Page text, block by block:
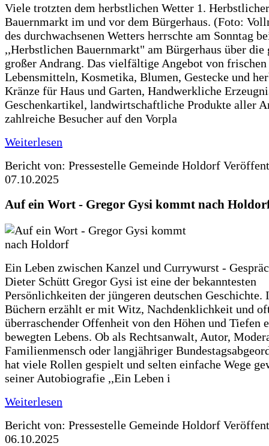
Viele trotzten dem herbstlichen Wetter 1. Herbstlicher
Bauernmarkt im und vor dem Bürgerhaus. (Foto:
des durchwachsenen Wetters herrschte am Sonntag
,,Herbstlichen Bauernmarkt" am Bürgerhaus über die
großer Andrang. Das vielfältige Angebot von frischen
Lebensmitteln, Kosmetika, Blumen, Gestecke und
Kränze für Haus und Garten, Handwerkliche
Geschenkartikel, landwirtschaftliche Produkte aller
zahlreiche Besucher auf den Vorpla
Weiterlesen
Bericht von: Pressestelle Gemeinde Holdorf
07.10.2025
Auf ein Wort - Gregor Gysi kommt nach
Ein Leben zwischen Kanzel und Currywurst -
Dieter Schütt Gregor Gysi ist eine der bekanntesten
Persönlichkeiten der jüngeren deutschen Geschichte.
Büchern erzählt er mit Witz, Nachdenklichkeit und
überraschender Offenheit von den Höhen und Tiefen
bewegten Lebens. Ob als Rechtsanwalt, Autor,
Familienmensch oder langjähriger
hat viele Rollen gespielt und selten einfache Wege
seiner Autobiografie ,,Ein Leben i
Weiterlesen
Bericht von: Pressestelle Gemeinde Holdorf
06.10.2025